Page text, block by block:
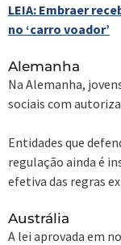
LEIA: Embraer
no ‘carro voador’
Alemanha
Na Alemanha,
sociais com
Entidades que
regulação ainda é
efetiva das regras
Austrália
A lei aprovada em